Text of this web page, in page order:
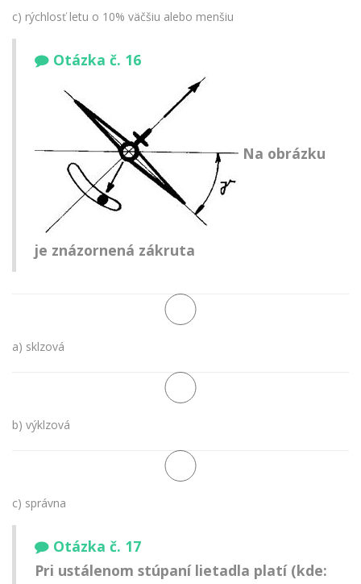
c) rýchlosť letu o 10% väčšiu alebo menšiu
Otázka č. 16
Na obrázku
je znázornená zákruta
a) sklzová
b) výklzová
c) správna
Otázka č. 17
Pri ustálenom stúpaní lietadla platí (kde: